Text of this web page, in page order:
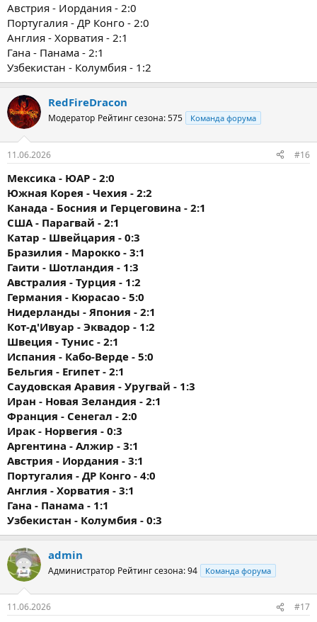
Австрия - Иордания - 2:0
Португалия - ДР Конго - 2:0
Англия - Хорватия - 2:1
Гана - Панама - 2:1
Узбекистан - Колумбия - 1:2
RedFireDracon
Модератор Рейтинг сезона: 575 Команда форума
11.06.2026 #16
Мексика - ЮАР - 2:0
Южная Корея - Чехия - 2:2
Канада - Босния и Герцеговина - 2:1
США - Парагвай - 2:1
Катар - Швейцария - 0:3
Бразилия - Марокко - 3:1
Гаити - Шотландия - 1:3
Австралия - Турция - 1:2
Германия - Кюрасао - 5:0
Нидерланды - Япония - 2:1
Кот-д'Ивуар - Эквадор - 1:2
Швеция - Тунис - 2:1
Испания - Кабо-Верде - 5:0
Бельгия - Египет - 2:1
Саудовская Аравия - Уругвай - 1:3
Иран - Новая Зеландия - 2:1
Франция - Сенегал - 2:0
Ирак - Норвегия - 0:3
Аргентина - Алжир - 3:1
Австрия - Иордания - 3:1
Португалия - ДР Конго - 4:0
Англия - Хорватия - 3:1
Гана - Панама - 1:1
Узбекистан - Колумбия - 0:3
admin
Администратор Рейтинг сезона: 94 Команда форума
11.06.2026 #17